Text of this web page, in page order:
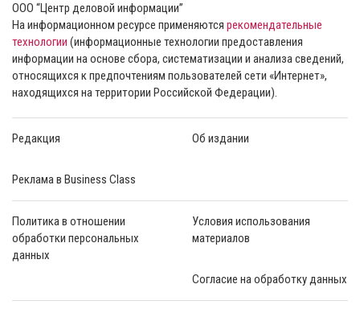
ООО “Центр деловой информации”
На информационном ресурсе применяются рекомендательные
технологии (информационные технологии предоставления
информации на основе сбора, систематизации и анализа сведений,
относящихся к предпочтениям пользователей сети «Интернет»,
находящихся на территории Российской Федерации).
Редакция Об издании
Реклама в Business Class
Политика в отношении
обработки персональных
данных
Условия использования
материалов
Согласие на обработку данных